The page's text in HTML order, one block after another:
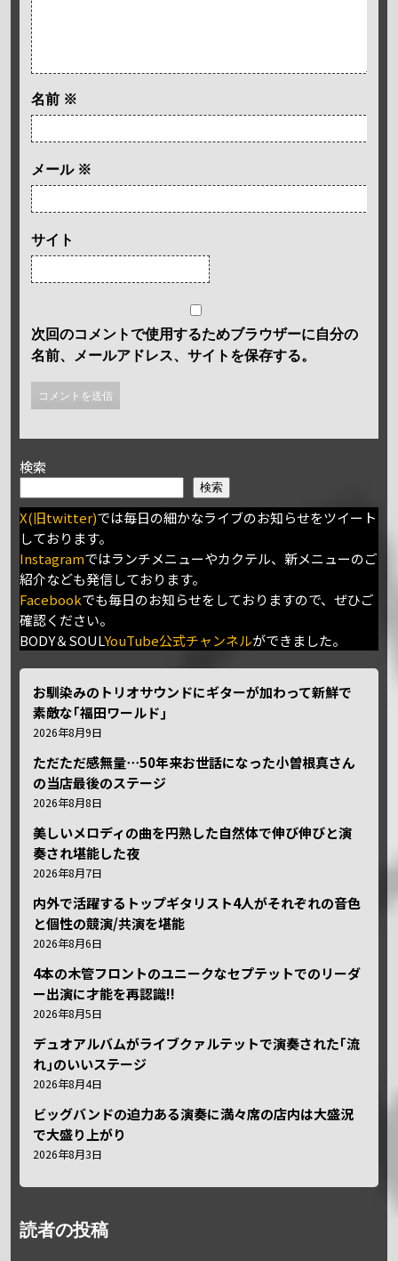
名前 ※
メール ※
サイト
次回のコメントで使用するためブラウザーに自分の
名前、メールアドレス、サイトを保存する。
検索
検索
X(旧twitter)では毎日の細かなライブのお知らせをツイート
しております。
Instagramではランチメニューやカクテル、新メニューのご
紹介なども発信しております。
Facebookでも毎日のお知らせをしておりますので、ぜひご
確認ください。
BODY＆SOULYouTube公式チャンネルができました。
お馴染みのトリオサウンドにギターが加わって新鮮で
素敵な｢福田ワールド｣
2026年8月9日
ただただ感無量⋯50年来お世話になった小曽根真さん
の当店最後のステージ
2026年8月8日
美しいメロディの曲を円熟した自然体で伸び伸びと演
奏され堪能した夜
2026年8月7日
内外で活躍するトップギタリスト4人がそれぞれの音色
と個性の競演/共演を堪能
2026年8月6日
4本の木管フロントのユニークなセプテットでのリーダ
ー出演に才能を再認識!!
2026年8月5日
デュオアルバムがライブクァルテットで演奏された｢流
れ｣のいいステージ
2026年8月4日
ビッグバンドの迫力ある演奏に満々席の店内は大盛況
で大盛り上がり
2026年8月3日
読者の投稿